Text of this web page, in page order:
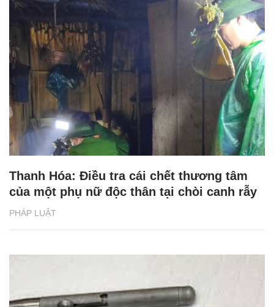
PHÁP LUẬT
Thanh Hóa: Điều tra cái chết thương tâm
của một phụ nữ độc thân tại chòi canh rẫy